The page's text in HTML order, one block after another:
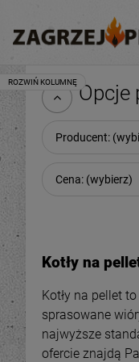
Opcje
Producent:
Cena: (wybierz)
Kotły na
Kotły na pellet
sprasowane
najwyższe
ofercie znajdą